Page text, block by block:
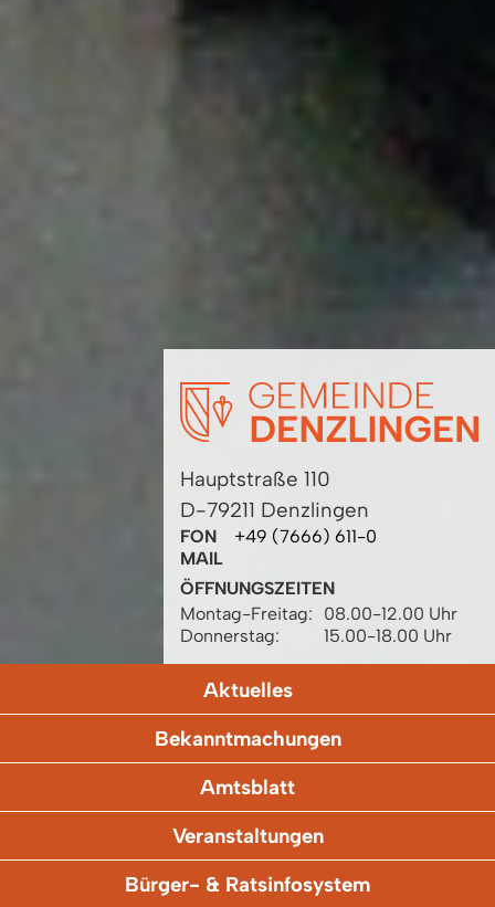
Hauptstraße 110
D-79211 Denzlingen
FON
+49 (7666) 611-0
MAIL
ÖFFNUNGSZEITEN
Montag-Freitag:
08.00-12.00 Uhr
Donnerstag:
15.00-18.00 Uhr
Aktuelles
Bekanntmachungen
Amtsblatt
Veranstaltungen
Bürger- & Ratsinfosystem